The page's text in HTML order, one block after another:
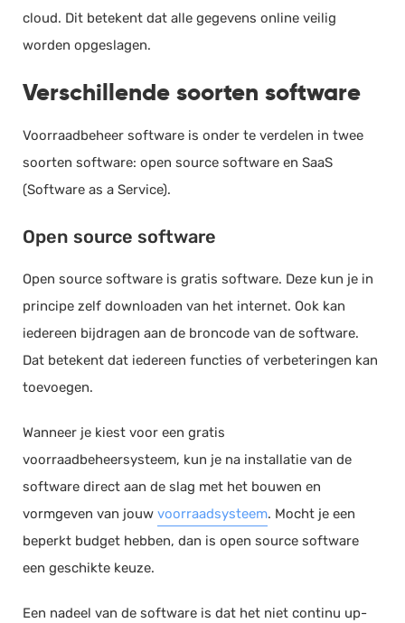
cloud. Dit betekent dat alle gegevens online veilig
worden opgeslagen.
Verschillende soorten software
Voorraadbeheer software is onder te verdelen in twee
soorten software: open source software en SaaS
(Software as a Service).
Open source software
Open source software is gratis software. Deze kun je in
principe zelf downloaden van het internet. Ook kan
iedereen bijdragen aan de broncode van de software.
Dat betekent dat iedereen functies of verbeteringen kan
toevoegen.
Wanneer je kiest voor een gratis
voorraadbeheersysteem, kun je na installatie van de
software direct aan de slag met het bouwen en
vormgeven van jouw voorraadsysteem. Mocht je een
beperkt budget hebben, dan is open source software
een geschikte keuze.
Een nadeel van de software is dat het niet continu up-